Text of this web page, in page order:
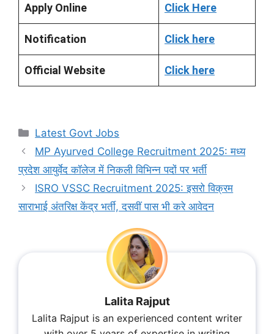
Apply Online Click Here
Notification Click here
Official Website Click here
Categories
Latest Govt Jobs
MP Ayurved College Recruitment 2025: मध्य
प्रदेश आयुर्वेद कॉलेज में निकली विभिन्न पदों पर भर्ती
ISRO VSSC Recruitment 2025: इसरो विक्रम
साराभाई अंतरिक्ष केंद्र भर्ती, दसवीं पास भी करे आवेदन
Lalita Rajput
Lalita Rajput is an experienced content writer